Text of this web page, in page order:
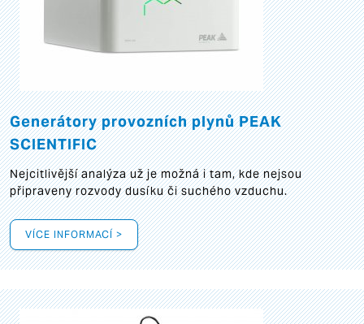
Generátory provozních plynů PEAK
SCIENTIFIC
Nejcitlivější analýza už je možná i tam, kde nejsou
připraveny rozvody dusíku či suchého vzduchu.
VÍCE INFORMACÍ >